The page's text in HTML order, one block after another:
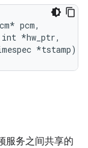
pcm,
*hw_ptr,
*tstamp);
服务之间共享的